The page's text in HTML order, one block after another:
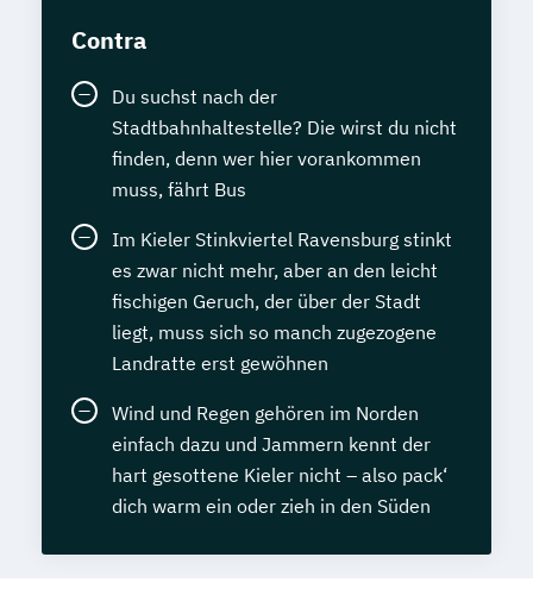
Contra
Du suchst nach der
Stadtbahnhaltestelle? Die wirst du nicht
finden, denn wer hier vorankommen
muss, fährt Bus
Im Kieler Stinkviertel Ravensburg stinkt
es zwar nicht mehr, aber an den leicht
fischigen Geruch, der über der Stadt
liegt, muss sich so manch zugezogene
Landratte erst gewöhnen
Wind und Regen gehören im Norden
einfach dazu und Jammern kennt der
hart gesottene Kieler nicht – also pack‘
dich warm ein oder zieh in den Süden